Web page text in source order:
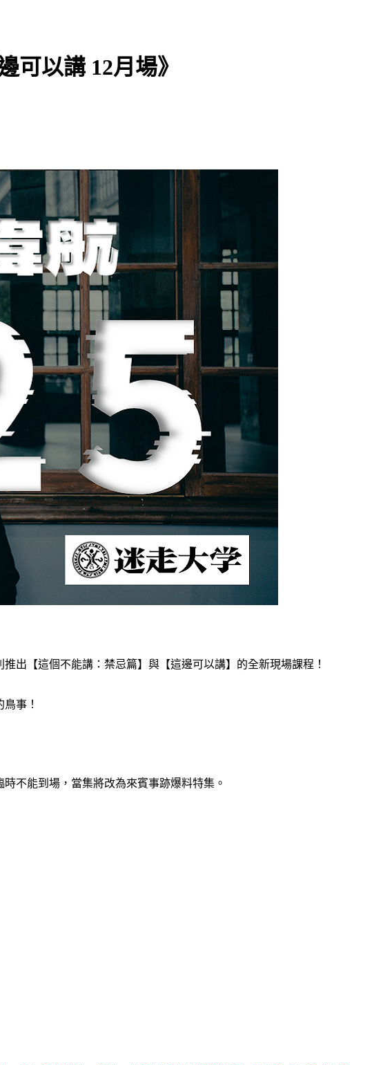
可以講 12月場》
出【這個不能講：禁忌篇】與【這邊可以講】的全新現場課程！
事！
不能到場，當集將改為來賓事跡爆料特集。